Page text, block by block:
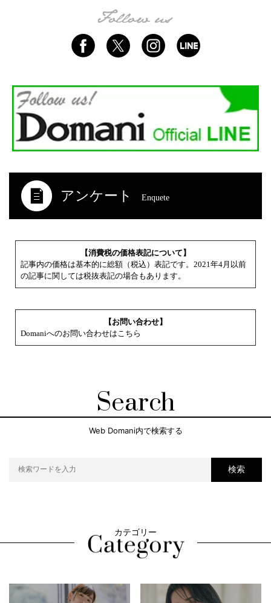
アンケート Enquete
【消費税の価格表記について】
記事内の価格は基本的に総額（税込）表記です。2021年4月以前
の記事に関しては税抜表記の場合もあります。
【お問い合わせ】
Domaniへのお問い合わせはこちら
Search
Web Domani内で検索する
検索
カテゴリー